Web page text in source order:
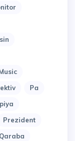
Pa
Prezident
Qaraba